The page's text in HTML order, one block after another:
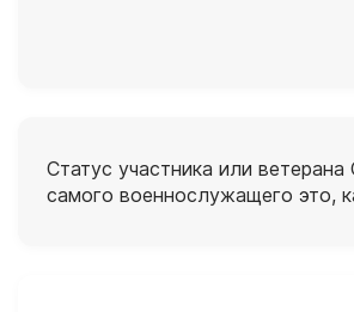
Статус участника или
самого военнослужащего это,